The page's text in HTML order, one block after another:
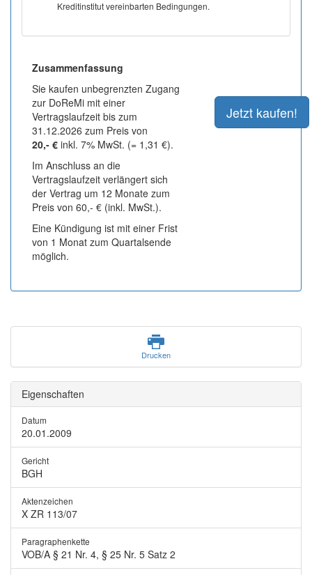
Kreditinstitut vereinbarten Bedingungen.
Zusammenfassung
Sie kaufen unbegrenzten Zugang
zur DoReMi mit einer
Vertragslaufzeit bis zum
31.12.2026 zum Preis von
20,- € inkl. 7% MwSt. (= 1,31 €).
Im Anschluss an die
Vertragslaufzeit verlängert sich
der Vertrag um 12 Monate zum
Preis von 60,- € (inkl. MwSt.).
Eine Kündigung ist mit einer Frist
von 1 Monat zum Quartalsende
möglich.
Drucken
Eigenschaften
Datum
20.01.2009
Gericht
BGH
Aktenzeichen
X ZR 113/07
Paragraphenkette
VOB/A § 21 Nr. 4, § 25 Nr. 5 Satz 2